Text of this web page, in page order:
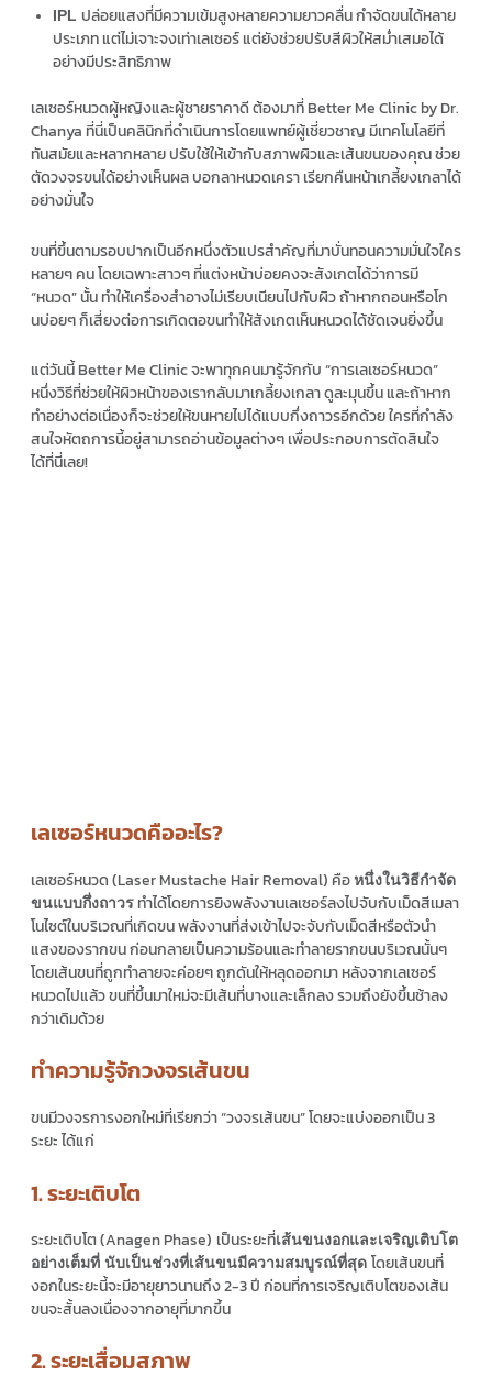
IPL ปล่อยแสงที่มีความเข้มสูงหลายความยาวคลื่น กำจัดขนได้หลาย
ประเภท แต่ไม่เจาะจงเท่าเลเซอร์ แต่ยังช่วยปรับสีผิวให้สม่ำเสมอได้
อย่างมีประสิทธิภาพ
เลเซอร์หนวดผู้หญิงและผู้ชายราคาดี ต้องมาที่ Better Me Clinic by Dr.
Chanya ที่นี่เป็นคลินิกที่ดำเนินการโดยแพทย์ผู้เชี่ยวชาญ มีเทคโนโลยีที่
ทันสมัยและหลากหลาย ปรับใช้ให้เข้ากับสภาพผิวและเส้นขนของคุณ ช่วย
ตัดวงจรขนได้อย่างเห็นผล บอกลาหนวดเครา เรียกคืนหน้าเกลี้ยงเกลาได้
อย่างมั่นใจ
ขนที่ขึ้นตามรอบปากเป็นอีกหนึ่งตัวแปรสำคัญที่มาบั่นทอนความมั่นใจใคร
หลายๆ คน โดยเฉพาะสาวๆ ที่แต่งหน้าบ่อยคงจะสังเกตได้ว่าการมี
“หนวด” นั้น ทำให้เครื่องสำอางไม่เรียบเนียนไปกับผิว ถ้าหากถอนหรือโก
นบ่อยๆ ก็เสี่ยงต่อการเกิดตอขนทำให้สังเกตเห็นหนวดได้ชัดเจนยิ่งขึ้น
แต่วันนี้ Better Me Clinic จะพาทุกคนมารู้จักกับ “การเลเซอร์หนวด”
หนึ่งวิธีที่ช่วยให้ผิวหน้าของเรากลับมาเกลี้ยงเกลา ดูละมุนขึ้น และถ้าหาก
ทำอย่างต่อเนื่องก็จะช่วยให้ขนหายไปได้แบบกึ่งถาวรอีกด้วย ใครที่กำลัง
สนใจหัตถการนี้อยู่สามารถอ่านข้อมูลต่างๆ เพื่อประกอบการตัดสินใจ
ได้ที่นี่เลย!
เลเซอร์หนวดคืออะไร?
เลเซอร์หนวด (Laser Mustache Hair Removal) คือหนึ่งในวิธีกำจัด
ขนแบบกึ่งถาวร ทำได้โดยการยิงพลังงานเลเซอร์ลงไปจับกับเม็ดสีเมลา
โนไซต์ในบริเวณที่เกิดขน พลังงานที่ส่งเข้าไปจะจับกับเม็ดสีหรือตัวนำ
แสงของรากขน ก่อนกลายเป็นความร้อนและทำลายรากขนบริเวณนั้นๆ
โดยเส้นขนที่ถูกทำลายจะค่อยๆ ถูกดันให้หลุดออกมา หลังจากเลเซอร์
หนวดไปแล้ว ขนที่ขึ้นมาใหม่จะมีเส้นที่บางและเล็กลง รวมถึงยังขึ้นช้าลง
กว่าเดิมด้วย
ทำความรู้จักวงจรเส้นขน
ขนมีวงจรการงอกใหม่ที่เรียกว่า “วงจรเส้นขน” โดยจะแบ่งออกเป็น 3
ระยะ ได้แก่
1. ระยะเติบโต
ระยะเติบโต (Anagen Phase) เป็นระยะที่เส้นขนงอกและเจริญเติบโต
อย่างเต็มที่ นับเป็นช่วงที่เส้นขนมีความสมบูรณ์ที่สุด โดยเส้นขนที่
งอกในระยะนี้จะมีอายุยาวนานถึง 2-3 ปี ก่อนที่การเจริญเติบโตของเส้น
ขนจะสั้นลงเนื่องจากอายุที่มากขึ้น
2. ระยะเสื่อมสภาพ